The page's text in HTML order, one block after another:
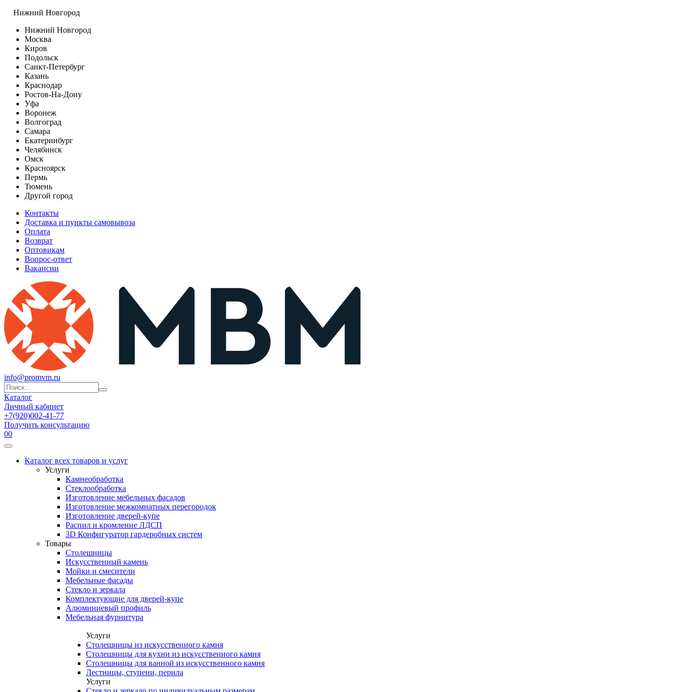
Нижний Новгород
Нижний Новгород
Москва
Киров
Подольск
Санкт-Петербург
Казань
Краснодар
Ростов-На-Дону
Уфа
Воронеж
Волгоград
Самара
Екатеринбург
Челябинск
Омск
Красноярск
Пермь
Тюмень
Другой город
Контакты
Доставка и пункты самовывоза
Оплата
Возврат
Оптовикам
Вопрос-ответ
Вакансии
info@promvm.ru
Каталог
Личный кабинет
+7(920)002-41-77
Получить консультацию
00
Каталог всех товаров и услуг
Услуги
Камнеобработка
Стеклообработка
Изготовление мебельных фасадов
Изготовление межкомнатных перегородок
Изготовление дверей-купе
Распил и кромление ЛДСП
3D Конфигуратор гардеробных систем
Товары
Столешницы
Искусственный камень
Мойки и смесители
Мебельные фасады
Стекло и зеркала
Комплектующие для дверей-купе
Алюминиевый профиль
Мебельная фурнитура
Услуги
Столешницы из искусственного камня
Столешницы для кухни из искусственного камня
Столешницы для ванной из искусственного камня
Лестницы, ступени, перила
Услуги